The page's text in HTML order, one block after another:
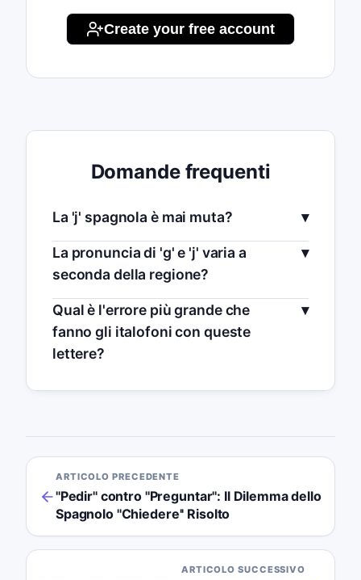
Create your free account
Domande frequenti
La 'j' spagnola è mai muta?
La pronuncia di 'g' e 'j' varia a
seconda della regione?
Qual è l'errore più grande che
fanno gli italofoni con queste
lettere?
ARTICOLO PRECEDENTE
''Pedir'' contro ''Preguntar'': Il Dilemma dello
Spagnolo ''Chiedere'' Risolto
ARTICOLO SUCCESSIVO